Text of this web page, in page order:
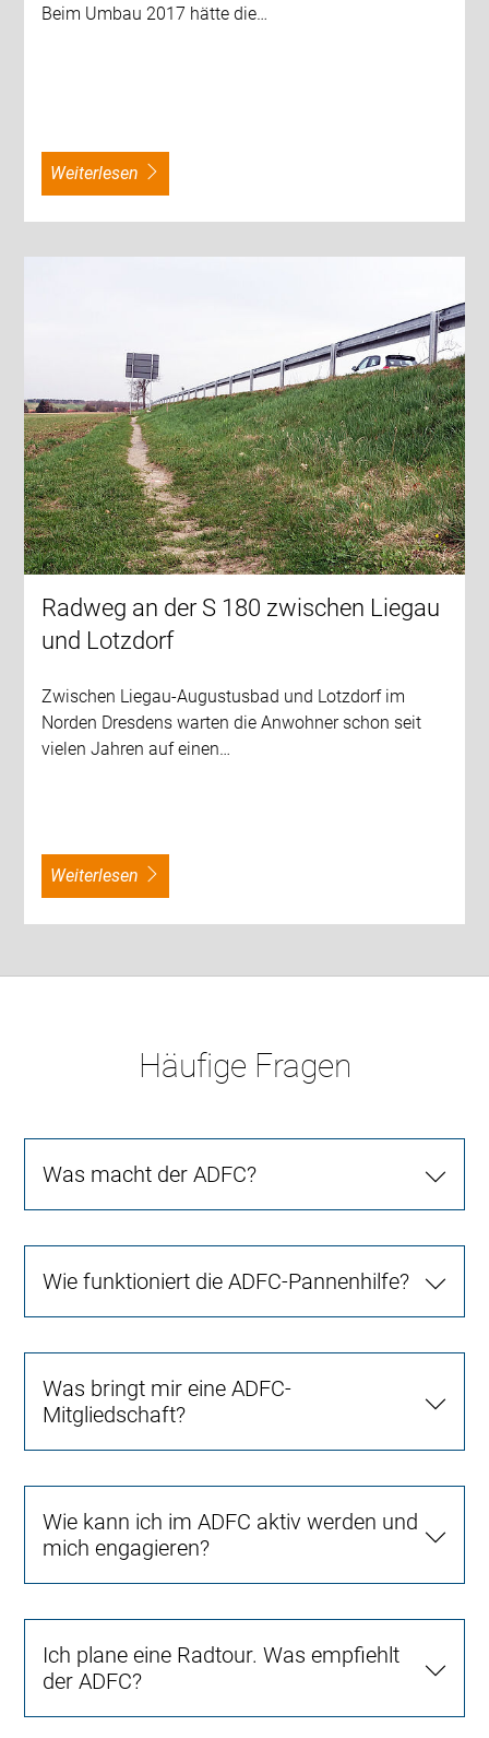
Beim Umbau 2017 hätte die…
weiterlesen
Radweg an der S 180 zwischen Liegau
und Lotzdorf
Zwischen Liegau-Augustusbad und Lotzdorf im
Norden Dresdens warten die Anwohner schon seit
vielen Jahren auf einen…
weiterlesen
Häufige Fragen
Was macht der ADFC?
Wie funktioniert die ADFC-Pannenhilfe?
Was bringt mir eine ADFC-
Mitgliedschaft?
Wie kann ich im ADFC aktiv werden und
mich engagieren?
Ich plane eine Radtour. Was empfiehlt
der ADFC?